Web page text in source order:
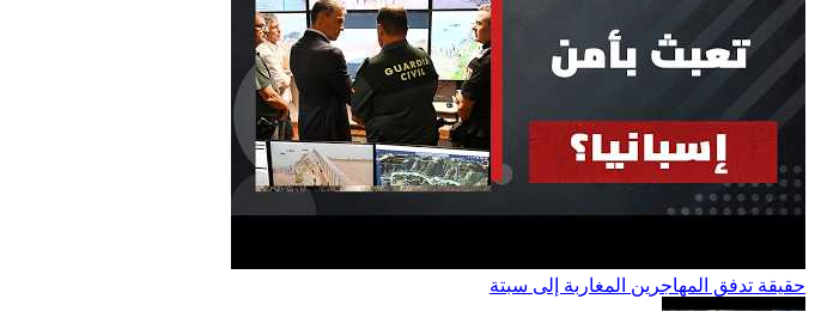
حقيقة تدفق المهاجرين المغاربة إلى سبتة